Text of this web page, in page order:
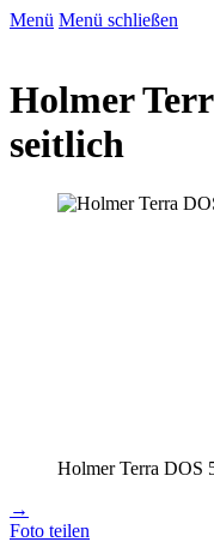
Menü Menü schließen
Holmer
seitlich
Holmer Terra DOS
→
Foto teilen